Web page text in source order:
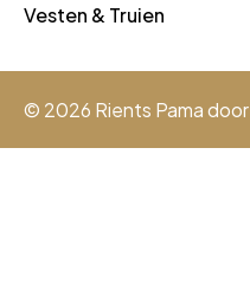
Vesten & Truien
© 2026 Rients Pama door